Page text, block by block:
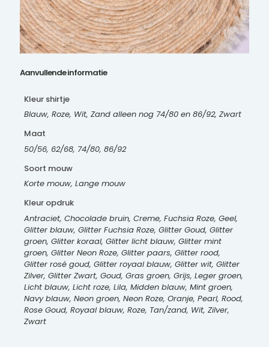
Aanvullende informatie
Kleur shirtje
Blauw, Roze, Wit, Zand alleen nog 74/80 en 86/92, Zwart
Maat
50/56, 62/68, 74/80, 86/92
Soort mouw
Korte mouw, Lange mouw
Kleur opdruk
Antraciet, Chocolade bruin, Creme, Fuchsia Roze, Geel,
Glitter blauw, Glitter Fuchsia Roze, Glitter Goud, Glitter
groen, Glitter koraal, Glitter licht blauw, Glitter mint
groen, Glitter Neon Roze, Glitter paars, Glitter rood,
Glitter rosé goud, Glitter royaal blauw, Glitter wit, Glitter
Zilver, Glitter Zwart, Goud, Gras groen, Grijs, Leger groen,
Licht blauw, Licht roze, Lila, Midden blauw, Mint groen,
Navy blauw, Neon groen, Neon Roze, Oranje, Pearl, Rood,
Rose Goud, Royaal blauw, Roze, Tan/zand, Wit, Zilver,
Zwart